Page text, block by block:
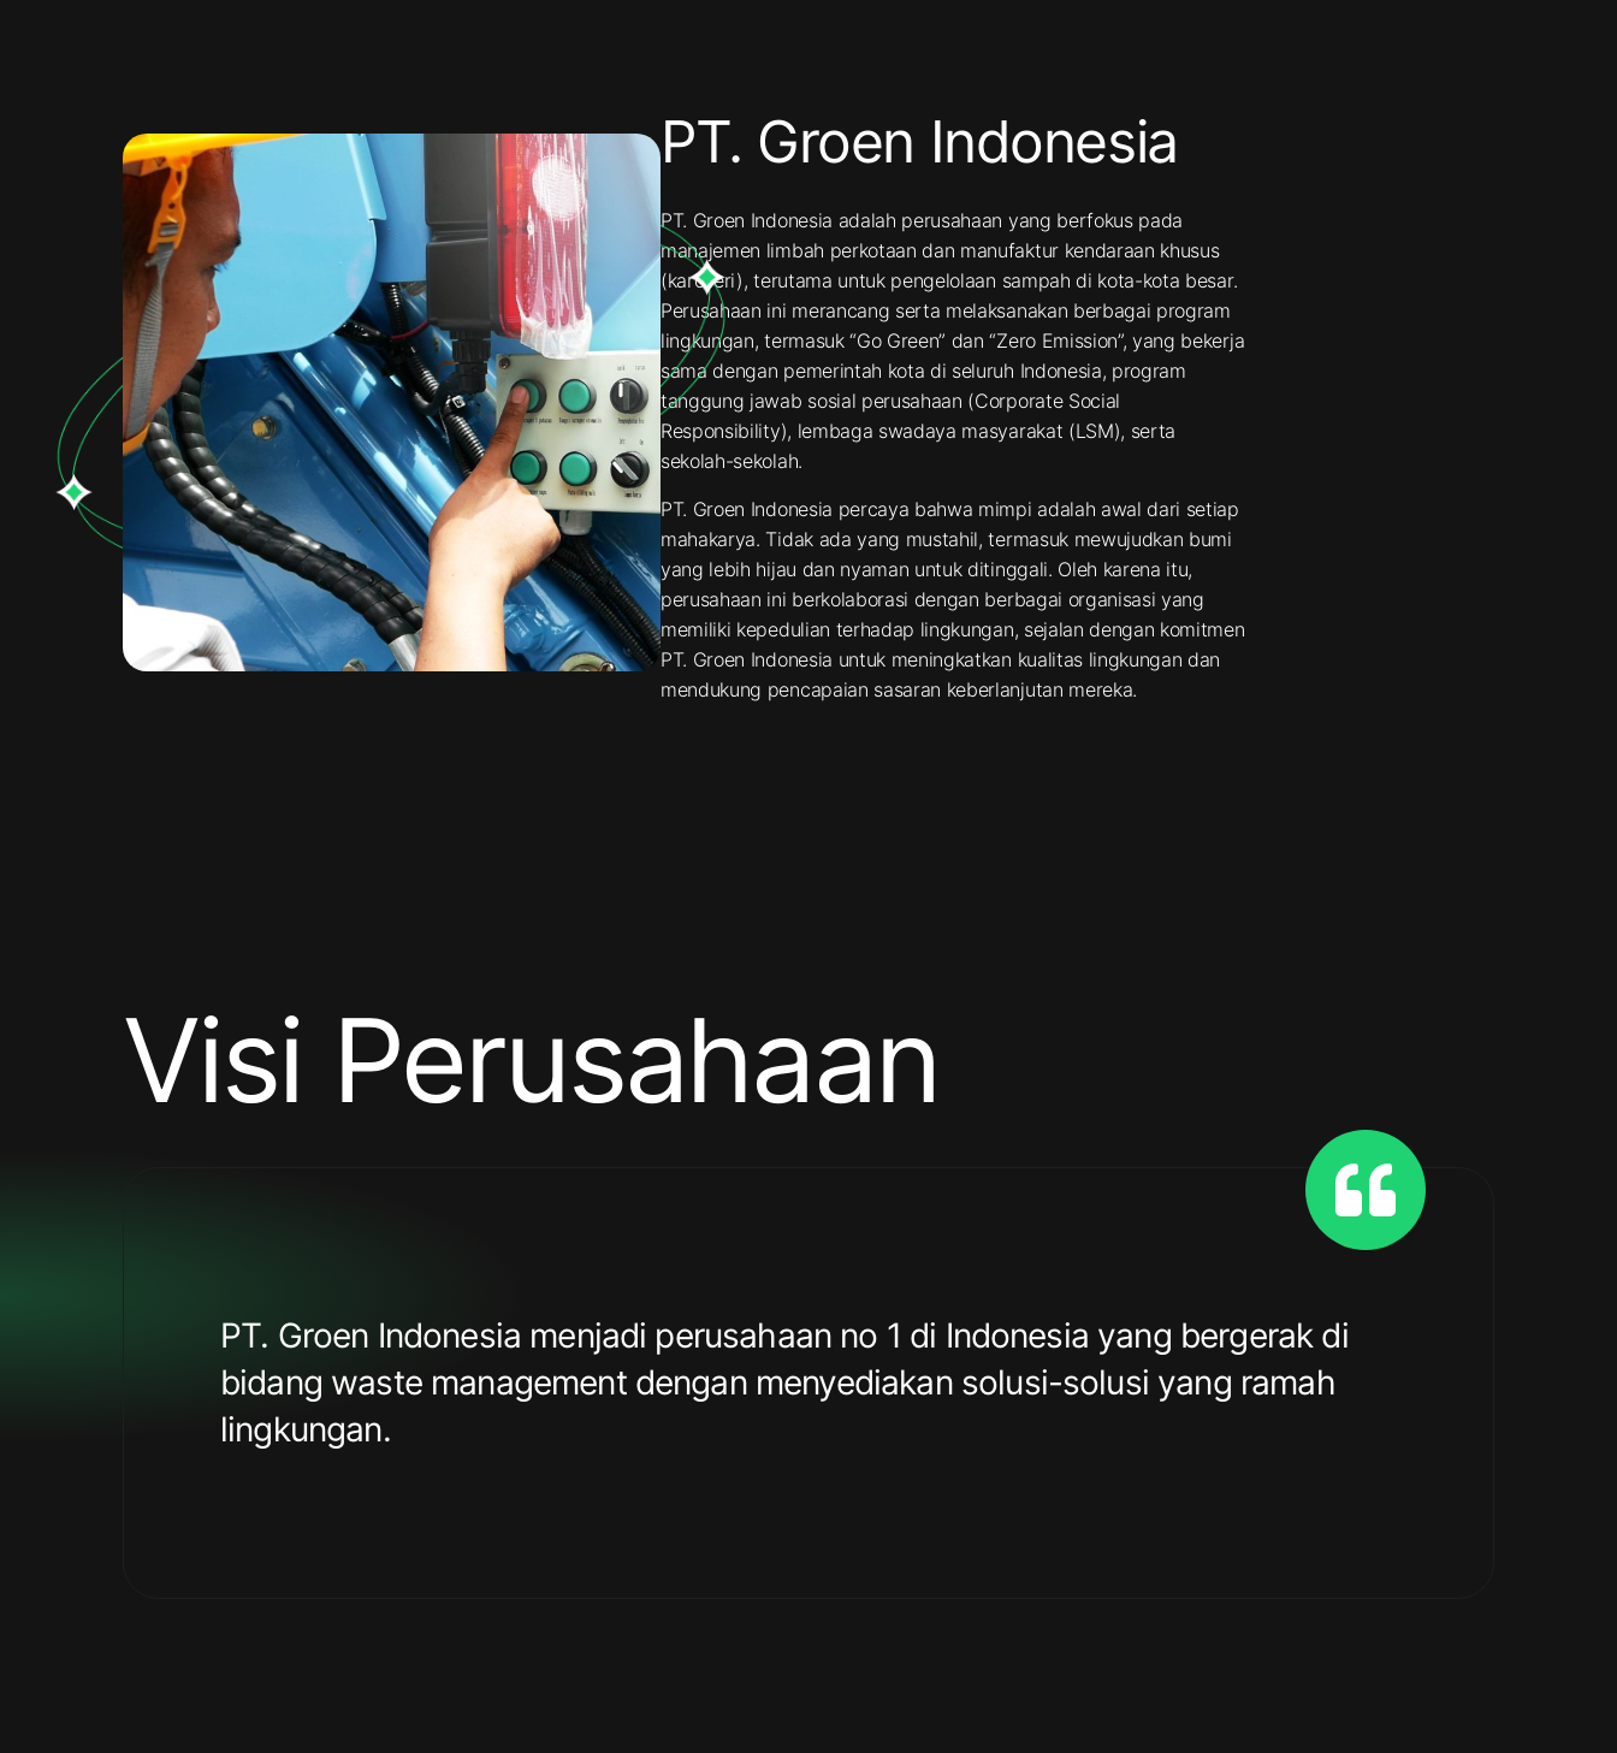
PT. Groen Indonesia
PT. Groen Indonesia adalah perusahaan yang berfokus pada
manajemen limbah perkotaan dan manufaktur kendaraan khusus
(karoseri), terutama untuk pengelolaan sampah di kota-kota besar.
Perusahaan ini merancang serta melaksanakan berbagai program
lingkungan, termasuk “Go Green” dan “Zero Emission”, yang bekerja
sama dengan pemerintah kota di seluruh Indonesia, program
tanggung jawab sosial perusahaan (Corporate Social
Responsibility), lembaga swadaya masyarakat (LSM), serta
sekolah-sekolah.
PT. Groen Indonesia percaya bahwa mimpi adalah awal dari setiap
mahakarya. Tidak ada yang mustahil, termasuk mewujudkan bumi
yang lebih hijau dan nyaman untuk ditinggali. Oleh karena itu,
perusahaan ini berkolaborasi dengan berbagai organisasi yang
memiliki kepedulian terhadap lingkungan, sejalan dengan komitmen
PT. Groen Indonesia untuk meningkatkan kualitas lingkungan dan
mendukung pencapaian sasaran keberlanjutan mereka.
Visi Perusahaan
PT. Groen Indonesia menjadi perusahaan no 1 di Indonesia yang bergerak di
bidang waste management dengan menyediakan solusi-solusi yang ramah
lingkungan.